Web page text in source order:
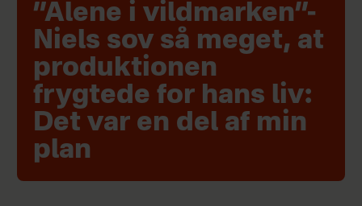
”Alene i vildmarken”-
Niels sov så meget, at
produktionen
frygtede for hans liv:
Det var en del af min
plan